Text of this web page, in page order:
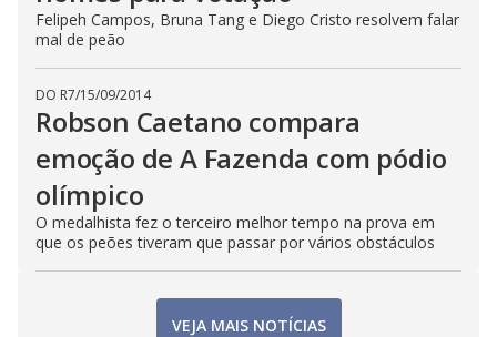
Felipeh Campos, Bruna Tang e Diego Cristo resolvem falar
mal de peão
DO R7/15/09/2014
Robson Caetano compara
emoção de A Fazenda com pódio
olímpico
O medalhista fez o terceiro melhor tempo na prova em
que os peões tiveram que passar por vários obstáculos
VEJA MAIS NOTÍCIAS